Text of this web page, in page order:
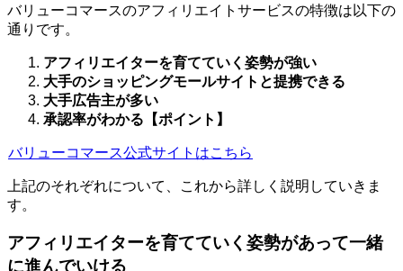
バリューコマースのアフィリエイトサービスの特徴は以下の
通りです。
アフィリエイターを育てていく姿勢が強い
大手のショッピングモールサイトと提携できる
大手広告主が多い
承認率がわかる【ポイント】
バリューコマース公式サイトはこちら
上記のそれぞれについて、これから詳しく説明していきま
す。
アフィリエイターを育てていく姿勢があって一緒
に進んでいける